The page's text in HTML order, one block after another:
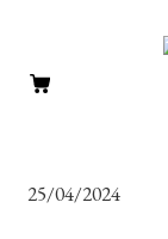
25/04/2024